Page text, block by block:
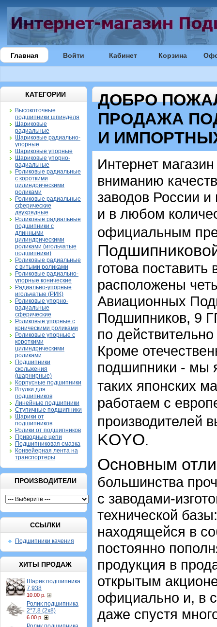
Главная Войти Кабинет Корзина
КАТЕГОРИИ
Высокоточные
подшипники шпинделя
Шариковые
радиальные
Шариковые радиально-
упорные
Шариковые упорные
Шариковые упорно-
радиальные
Роликовые радиальные
с короткими
цилиндрическими
роликами
Роликовые радиальные
сферические
двухрядные
Роликовые радиальные
подшипники с
длинными
цилиндрическими
роликами (игольчатые
подшипники)
Роликовые радиальные
с витыми роликами
Роликовые радиально-
упорные конические
Радиально-упорные
игольчатые (РИК)
Роликовые упорно-
радиальные
сферические
Роликовые упорные с
коническими роликами
Роликовые упорные с
короткими
цилиндрическими
роликами
Подшипники
скольжения
(шарнирные)
Корпусные подшипники
Втулки для
подшипников
Линейные подшипники
Ступичные подшипники
Шарики от
подшипников
Ролики от подшипников
Приводные цепи
Подшипниковая смазка
Конвейерная лента на
транспортеры
ПРОИЗВОДИТЕЛИ
ССЫЛКИ
Подшипники качения
ХИТЫ ПРОДАЖ
Шарик подшипника
7,938
10.00 р.
Ролик подшипника
2*7,8 (2х8)
6.00 р.
ДОБРО
ПРОДАЖА
И
Интернет
вниманию
заводов России
и в любом
официальным
готова
расположены
Авиационных
Подшипников, 9
по
Кроме
подшипники - мы
таких японских
работаем с
производителей
KOYO.
Основным
большинства
с заводами-
технической
находящейся в
постоянно
продукция в
открытым
официально и, в
даже спустя